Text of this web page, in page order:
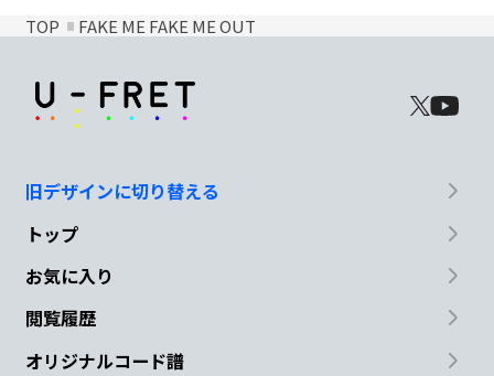
TOP FAKE ME FAKE ME OUT
旧デザインに切り替える
トップ
お気に入り
閲覧履歴
オリジナルコード譜